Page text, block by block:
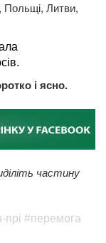
Польщі, Литви,
і ясно.
частину
прі #перемога